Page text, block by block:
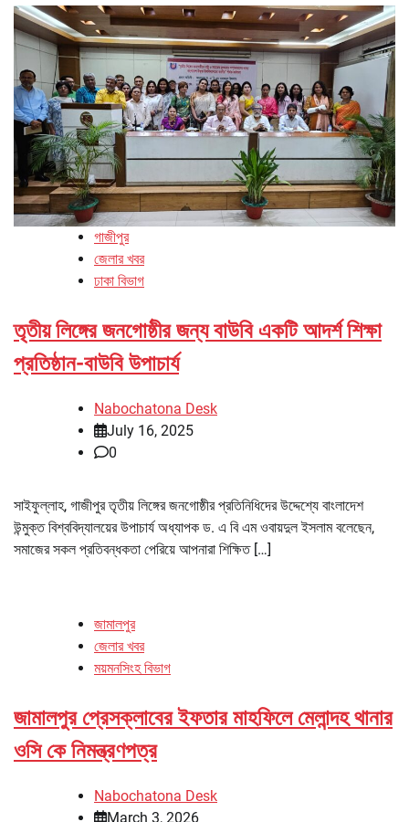
গাজীপুর
জেলার খবর
ঢাকা বিভাগ
তৃতীয় লিঙ্গের জনগোষ্ঠীর জন্য বাউবি একটি আদর্শ শিক্ষা
প্রতিষ্ঠান-বাউবি উপাচার্য
Nabochatona Desk
July 16, 2025
0
সাইফুল্লাহ, গাজীপুর তৃতীয় লিঙ্গের জনগোষ্ঠীর প্রতিনিধিদের উদ্দেশ্যে বাংলাদেশ
উন্মুক্ত বিশ্ববিদ্যালয়ের উপাচার্য অধ্যাপক ড. এ বি এম ওবায়দুল ইসলাম বলেছেন,
সমাজের সকল প্রতিবন্ধকতা পেরিয়ে আপনারা শিক্ষিত […]
জামালপুর
জেলার খবর
ময়মনসিংহ বিভাগ
জামালপুর প্রেসক্লাবের ইফতার মাহফিলে মেলান্দহ থানার
ওসি কে নিমন্ত্রণপত্র
Nabochatona Desk
March 3, 2026